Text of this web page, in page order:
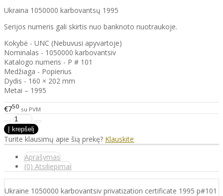
Ukraina 1050000 karbovantsų 1995
Serijos numeris gali skirtis nuo banknoto nuotraukoje.
Kokybė - UNC (Nebuvusi apyvartoje)
Nominalas - 1050000 karbovantsiv
Katalogo numeris - P # 101
Medžiaga - Popierius
Dydis - 160 × 202 mm
Metai – 1995
€750 su PVM
Turite klausimų apie šią prekę? Klauskite
Aprašymas
(0) Atsiliepimai
Ukraine 1050000 karbovantsiv privatization certificate 1995 p#101